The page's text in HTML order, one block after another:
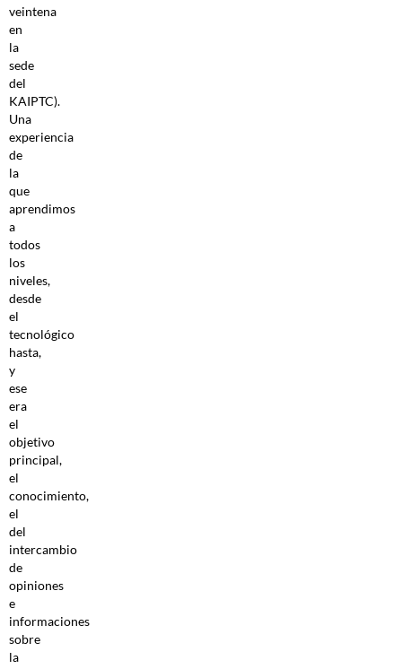
veintena
en
la
sede
del
KAIPTC).
Una
experiencia
de
la
que
aprendimos
a
todos
los
niveles,
desde
el
tecnológico
hasta,
y
ese
era
el
objetivo
principal,
el
conocimiento,
el
del
intercambio
de
opiniones
e
informaciones
sobre
la